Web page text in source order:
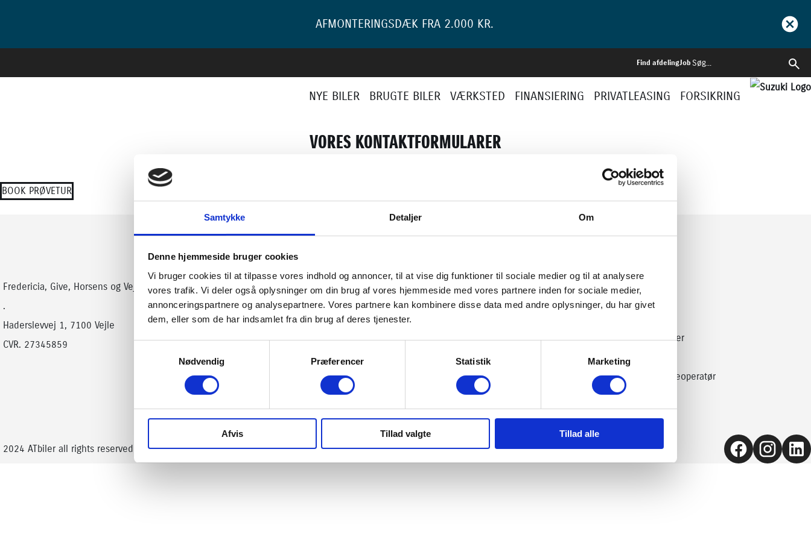
Samtykke Detaljer Om
Denne hjemmeside bruger cookies
Vi bruger cookies til at tilpasse vores indhold og annoncer, til at vise dig funktioner til sociale medier og til at analysere
vores trafik. Vi deler også oplysninger om din brug af vores hjemmeside med vores partnere inden for sociale medier,
annonceringspartnere og analysepartnere. Vores partnere kan kombinere disse data med andre oplysninger, du har givet
dem, eller som de har indsamlet fra din brug af deres tjenester.
Nødvendig
Præferencer Statistik Marketing
Afvis Tillad valgte Tillad alle
AFMONTERINGSDÆK FRA 2.000 KR.
Find afdelingJob
NYE BILER BRUGTE BILER VÆRKSTED FINANSIERING PRIVATLEASING FORSIKRING
VORES KONTAKTFORMULARER
BOOK PRØVETUR
Fredericia, Give, Horsens og Vejle
.
Haderslevvej 1, 7100 Vejle
CVR. 27345859
Suzuki
Brugte biler
Finansiering
Privatleasing
Forsikring
Book prøvetur
Find værksted
Book værkstedstid
Skadecenter
Vinterhjul og Sommerhjul
Undervognsbehandling
Serviceaftale
Åbningstider
Om os
Job hos ATbiler
Lej minibus
Nummerpladeoperatør
2024 ATbiler all rights reserved Privatlivspolitik Cookiepolitik Miljø- og arbejdsmiljøpolitik Whistleblowerordning